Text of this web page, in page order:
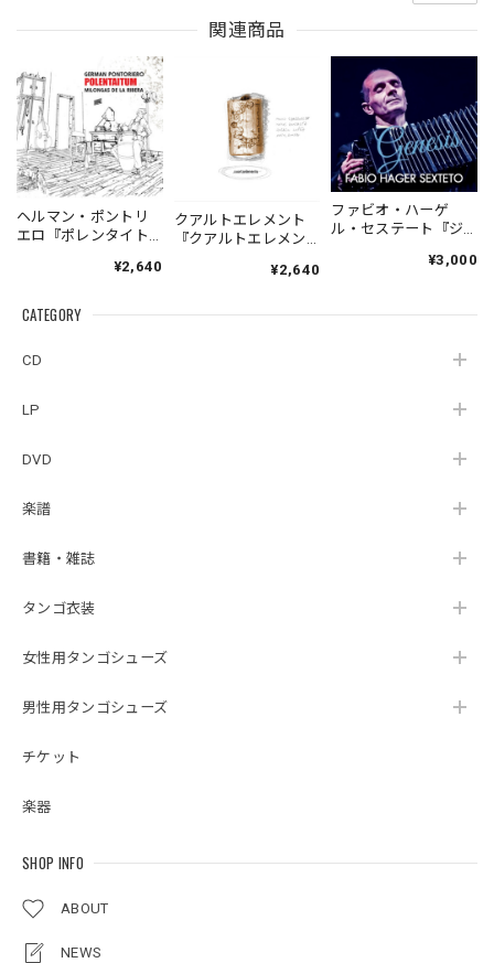
CATEGORY
CD
LP
DVD
楽譜
書籍・雑誌
タンゴ衣装
女性用タンゴシューズ
男性用タンゴシューズ
チケット
楽器
SHOP INFO
ABOUT
NEWS
関連商品
ヘルマン・ポントリ
エロ『ポレンタイト
Pontoriero『POLENT
la Ribera』
¥2,640
クアルトエレメント
『クアルトエレメン
Cuartoelemento『Cu
（007RECORDS-27）
¥2,640
ファビオ・ハーゲ
ル・セステート『ジ
¥3,000